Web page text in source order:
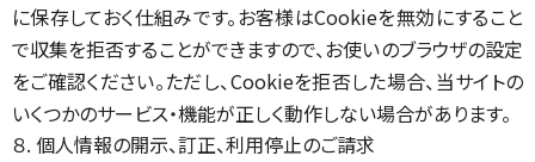
に保存しておく仕組みです。お客様はCookieを無効にすること
で収集を拒否することができますので、お使いのブラウザの設定
をご確認ください。ただし、Cookieを拒否した場合、当サイトの
いくつかのサービス・機能が正しく動作しない場合があります。
８. 個人情報の開示、訂正、利用停止のご請求